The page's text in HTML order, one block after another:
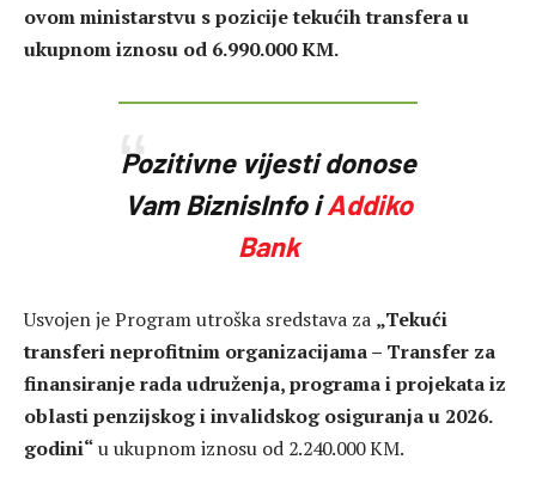
ovom ministarstvu s pozicije tekućih transfera u
ukupnom iznosu od 6.990.000 KM.
Pozitivne vijesti donose
Vam BiznisInfo iAddiko
Bank
Usvojen je Program utroška sredstava za „Tekući
transferi neprofitnim organizacijama – Transfer za
finansiranje rada udruženja, programa i projekata iz
oblasti penzijskog i invalidskog osiguranja u 2026.
godini“u ukupnom iznosu od 2.240.000 KM.